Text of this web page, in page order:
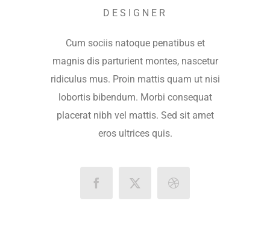
DESIGNER
Cum sociis natoque penatibus et
magnis dis parturient montes, nascetur
ridiculus mus. Proin mattis quam ut nisi
lobortis bibendum. Morbi consequat
placerat nibh vel mattis. Sed sit amet
eros ultrices quis.